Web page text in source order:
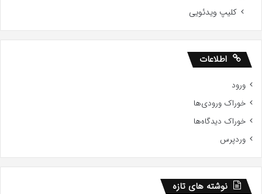
کلیپ ویدئویی
اطلاعات
ورود
خوراک ورودی‌ها
خوراک دیدگاه‌ها
وردپرس
نوشته های تازه